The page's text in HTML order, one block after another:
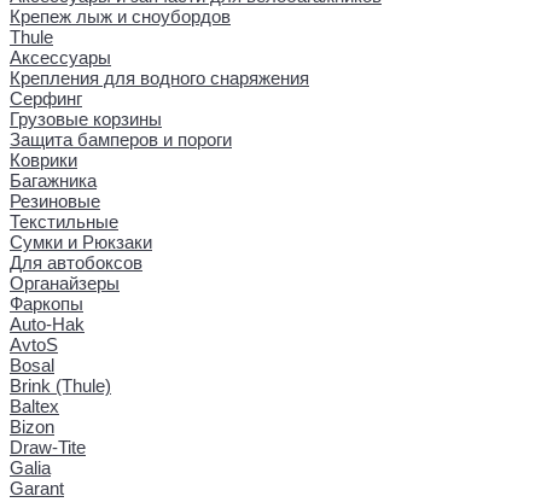
Крепеж лыж и сноубордов
Thule
Аксессуары
Крепления для водного снаряжения
Серфинг
Грузовые корзины
Защита бамперов и пороги
Коврики
Багажника
Резиновые
Текстильные
Сумки и Рюкзаки
Для автобоксов
Органайзеры
Фаркопы
Auto-Hak
AvtoS
Bosal
Brink (Thule)
Baltex
Bizon
Draw-Tite
Galia
Garant